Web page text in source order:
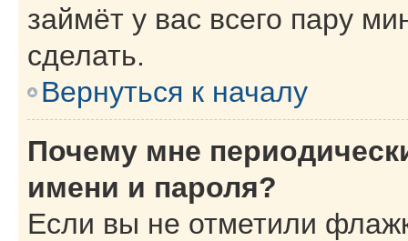
займёт у вас всего пару
сделать.
Вернуться к началу
Почему мне
имени и пароля?
Если вы не отметили